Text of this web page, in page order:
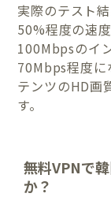
実際のテスト
50%程度の速
100Mbpsのイ
70Mbps程度に
テンツのHD画
す。
無料VPNで
か？